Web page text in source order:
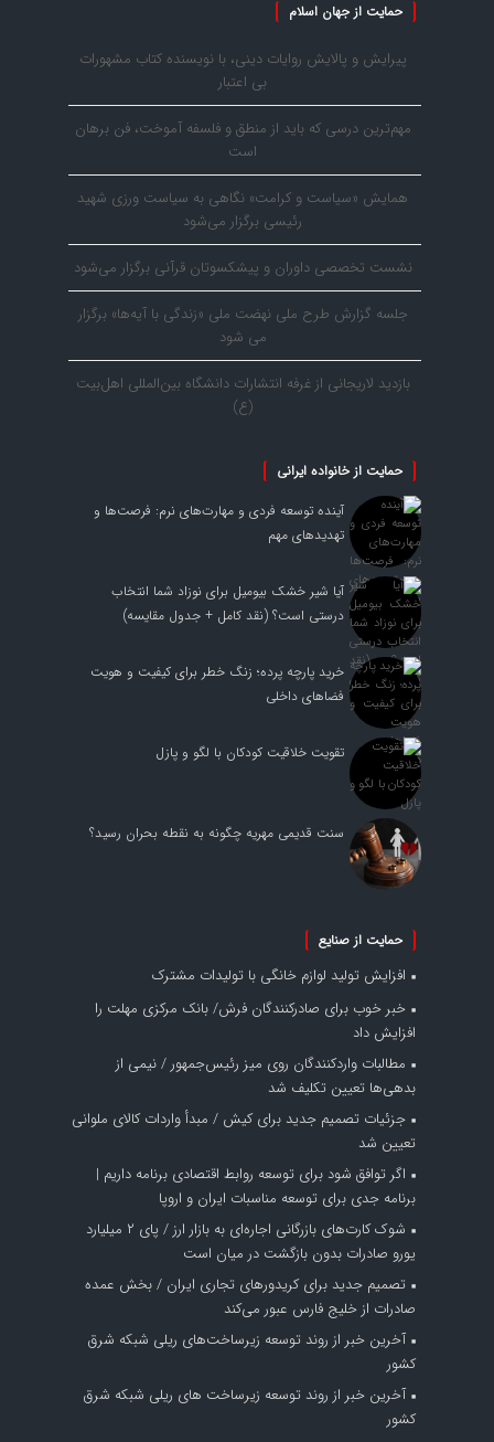
حمایت از جهان اسلام
پیرایش و پالایش روایات دینی، با نویسنده کتاب مشهورات
بی اعتبار
مهم‌ترین درسی که باید از منطق و فلسفه آموخت، فن برهان
است
همایش «سیاست و کرامت» نگاهی به سیاست ورزی شهید
رئیسی برگزار می‌شود
نشست تخصصی داوران و پیشکسوتان قرآنی برگزار می‌شود
جلسه گزارش طرح ملی نهضت ملی «زندگی با آیه‌ها» برگزار
می شود
بازدید لاریجانی از غرفه انتشارات دانشگاه بین‌المللی اهل‌بیت
(ع)
حمایت از خانواده ایرانی
آینده توسعه فردی و مهارت‌های نرم: فرصت‌ها و
تهدیدهای مهم
آیا شیر خشک بیومیل برای نوزاد شما انتخاب
درستی است؟ (نقد کامل + جدول مقایسه)
خرید پارچه پرده؛ زنگ خطر برای کیفیت و هویت
فضاهای داخلی
تقویت خلاقیت کودکان با لگو و پازل
سنت قدیمی مهریه چگونه به نقطه بحران رسید؟
حمایت از صنایع
افزایش تولید لوازم خانگی با تولیدات مشترک
خبر خوب برای صادرکنندگان فرش/ بانک مرکزی مهلت را
افزایش داد
مطالبات واردکنندگان روی میز رئیس‌جمهور / نیمی از
بدهی‌ها تعیین تکلیف شد
جزئیات تصمیم جدید برای کیش / مبدأ واردات کالای ملوانی
تعیین شد
اگر توافق شود برای توسعه روابط اقتصادی برنامه داریم |
برنامه جدی برای توسعه مناسبات ایران و اروپا
شوک کارت‌های بازرگانی اجاره‌ای به بازار ارز / پای ۲ میلیارد
یورو صادرات بدون بازگشت در میان است
تصمیم جدید برای کریدورهای تجاری ایران / بخش عمده
صادرات از خلیج فارس عبور می‌کند
آخرین خبر از روند توسعه زیرساخت‌های ریلی شبکه شرق
کشور
آخرین خبر از روند توسعه زیرساخت های ریلی شبکه شرق
کشور